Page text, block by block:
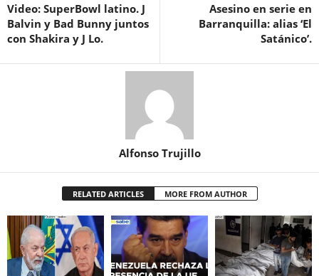
Video: SuperBowl latino. J
Balvin y Bad Bunny juntos
con Shakira y J Lo.
Asesino en serie en
Barranquilla: alias ‘El
Satánico’.
Alfonso Trujillo
RELATED ARTICLES MORE FROM AUTHOR